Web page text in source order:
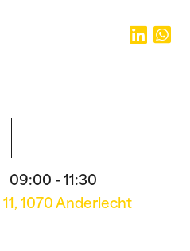
- 11:30
1070 Anderlecht